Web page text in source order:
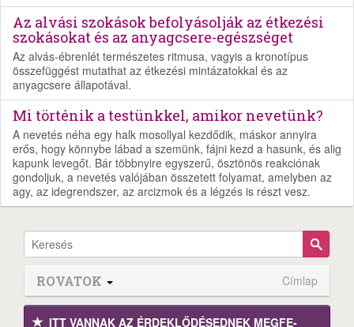
Az alvási szokások befolyásolják az étkezési
szokásokat és az anyagcsere-egészséget
Az alvás-ébrenlét természetes ritmusa, vagyis a kronotípus
összefüggést mutathat az étkezési mintázatokkal és az
anyagcsere állapotával.
Mi történik a testünkkel, amikor nevetünk?
A nevetés néha egy halk mosollyal kezdődik, máskor annyira
erős, hogy könnybe lábad a szemünk, fájni kezd a hasunk, és alig
kapunk levegőt. Bár többnyire egyszerű, ösztönös reakciónak
gondoljuk, a nevetés valójában összetett folyamat, amelyben az
agy, az idegrendszer, az arcizmok és a légzés is részt vesz.
ROVATOK Címlap
ITT VANNAK AZ ÉRDEK­LŐDÉ­SEDNEK MEGFE­